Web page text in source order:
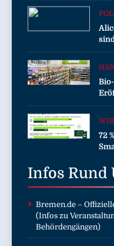
72
Infos Rund
Bremen.de –
(Infos zu
Behördengängen)